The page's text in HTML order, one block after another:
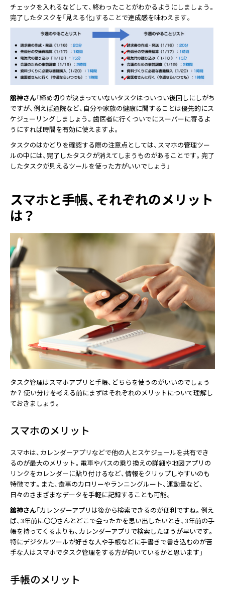
チェックを入れるなどして、終わったことがわかるようにしましょう。
完了したタスクを「見える化」することで達成感を味わえます。
舘神さん「締め切りが決まっていないタスクはついつい後回しにしがち
ですが、例えば通院など、自分や家族の健康に関することは優先的にス
ケジューリングしましょう。歯医者に行くついでにスーパーに寄るよ
うにすれば時間を有効に使えますよ。
タスクのはかどりを確認する際の注意点としては、スマホの管理ツー
ルの中には、完了したタスクが消えてしまうものがあることです。完了
したタスクが見えるツールを使った方がいいでしょう」
スマホと手帳、それぞれのメリット
は？
タスク管理はスマホアプリと手帳、どちらを使うのがいいのでしょう
か？ 使い分けを考える前にまずはそれぞれのメリットについて理解し
ておきましょう。
スマホのメリット
スマホは、カレンダーアプリなどで他の人とスケジュールを共有でき
るのが最大のメリット。電車やバスの乗り換えの詳細や地図アプリの
リンクをカレンダーに貼り付けるなど、情報をクリップしやすいのも
特徴です。また、食事のカロリーやランニングルート、運動量など、
日々のさまざまなデータを手軽に記録することも可能。
舘神さん「カレンダーアプリは後から検索できるのが便利ですね。例え
ば、3年前に〇〇さんとどこで会ったかを思い出したいとき、3年前の手
帳を持ってくるよりも、カレンダーアプリで検索したほうが早いです。
特にデジタルツールが好きな人や手帳などに手書きで書き込むのが苦
手な人はスマホでタスク管理をする方が向いているかと思います」
手帳のメリット